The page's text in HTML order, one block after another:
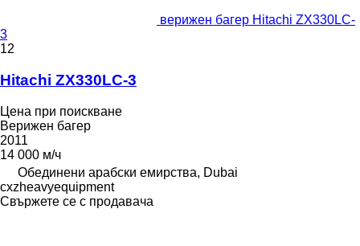
верижен багер Hitachi ZX330LC-
3
12
Hitachi ZX330LC-3
Цена при поискване
Верижен багер
2011
14 000 м/ч
Обединени арабски емирства, Dubai
cxzheavyequipment
Свържете се с продавача